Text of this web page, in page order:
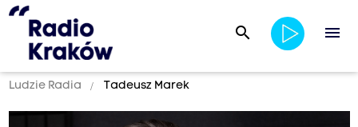
search menu
Ludzie Radia Tadeusz Marek